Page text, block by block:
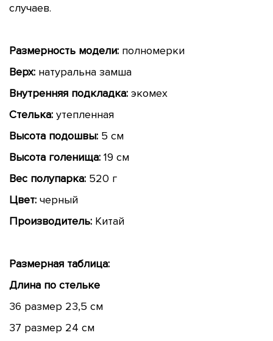
случаев.
Размерность модели: полномерки
Верх: натуральна замша
Внутренняя подкладка: экомех
Стелька: утепленная
Высота подошвы: 5 см
Высота голенища: 19 см
Вес полупарка: 520 г
Цвет: черный
Производитель: Китай
Размерная таблица:
Длина по стельке
36 размер 23,5 см
37 размер 24 см